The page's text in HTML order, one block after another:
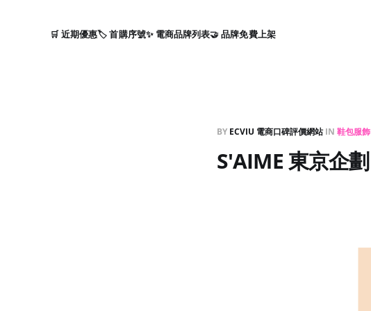
🛒 近期優惠🏷️ 首購序號✨ 電商品牌列表🤝 品牌免費上架
BY ECVIU 電商口碑評價網站IN 鞋包服飾
S'AIME 東京企劃